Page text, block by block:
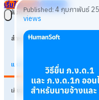
ฟังก์ชัน
สำหรับธุรกิจ
แหล่งเรียนรู้
เกี่ยวกับเรา
เริ่มใช้งานฟรี เข้าสู่ระบบ
Published:4 กุมภาพัน
views